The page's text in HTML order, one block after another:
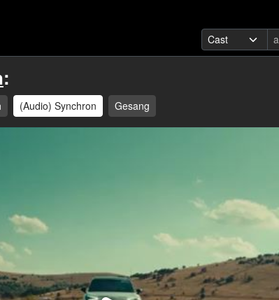
:
(Audio) Synchron Gesang